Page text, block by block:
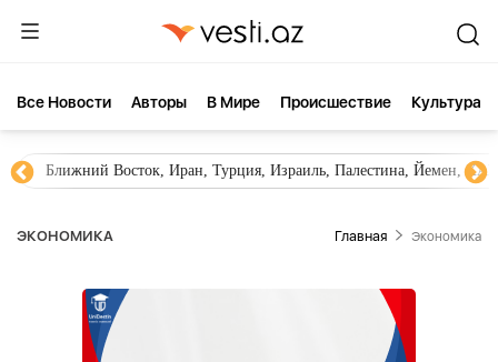
Все Новости Aвторы В Мире Происшествие Культура
Ближний Восток, Иран, Турция, Израиль, Палестина, Йемен,
ЭКОНОМИКА Главная Экономика